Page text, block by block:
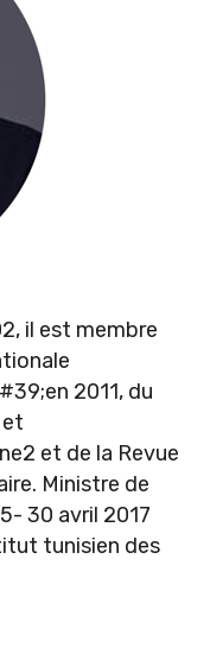
il est membre
2011, du
et de la Revue
Ministre de
30 avril 2017
tunisien des